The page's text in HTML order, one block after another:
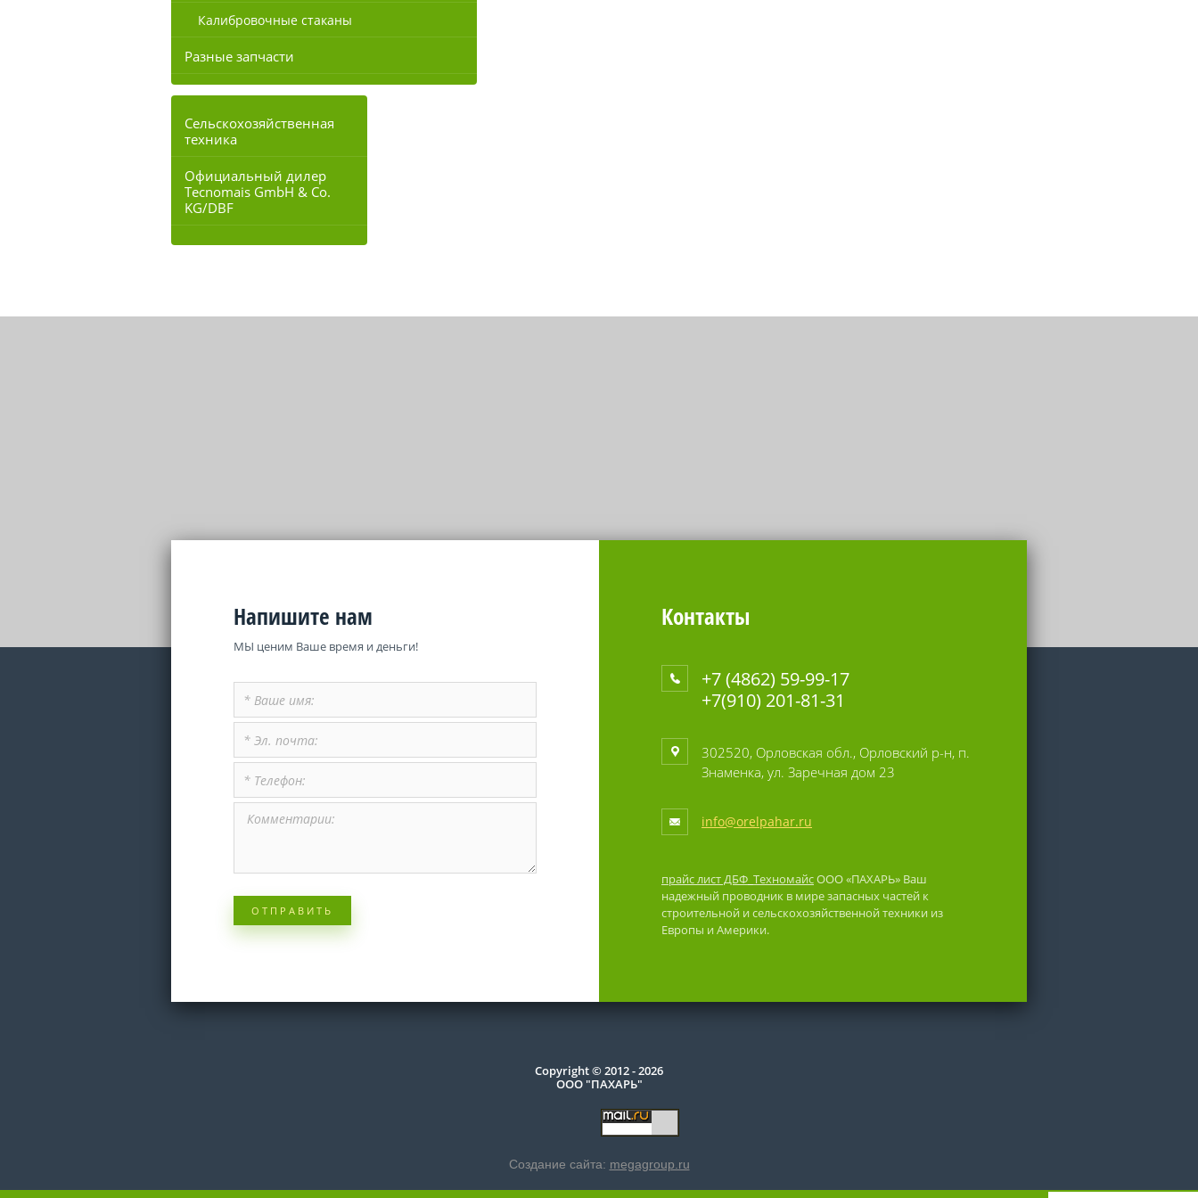
Калибровочные стаканы
Разные запчасти
Сельскохозяйственная
техника
Официальный дилер
Tecnomais GmbH & Co.
KG/DBF
Напишите нам
МЫ ценим Ваше время и деньги!
ОТПРАВИТЬ
Контакты
+7 (4862) 59-99-17
+7(910) 201-81-31
302520, Орловская обл., Орловский р-н, п.
Знаменка, ул. Заречная дом 23
info@orelpahar.ru
прайс лист ДБФ_ТехномайсООО «ПАХАРЬ» Ваш
надежный проводник в мире запасных частей к
строительной и сельскохозяйственной техники из
Европы и Америки.
Copyright © 2012 - 2026
ООО "ПАХАРЬ"
Создание сайта: megagroup.ru